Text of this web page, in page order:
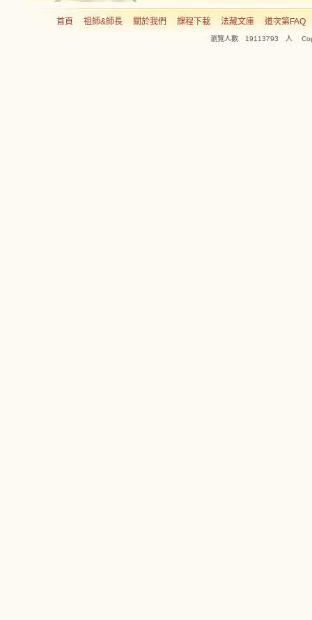
首頁 祖師&師長 關於我們 課程下載 法藏文庫 道次第FAQ
瀏覽人數 19113793 人